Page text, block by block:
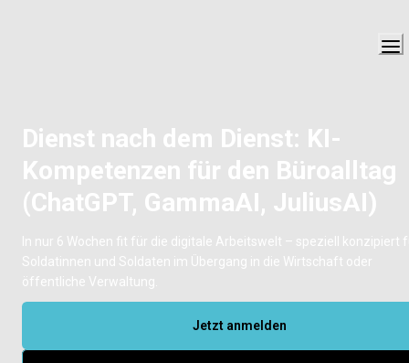
Dienst nach dem Dienst: KI-
Kompetenzen für den Büroalltag
(ChatGPT, GammaAI, JuliusAI)
In nur 6 Wochen fit für die digitale Arbeitswelt – speziell konzipiert
Soldatinnen und Soldaten im Übergang in die Wirtschaft oder
öffentliche Verwaltung.
Jetzt anmelden